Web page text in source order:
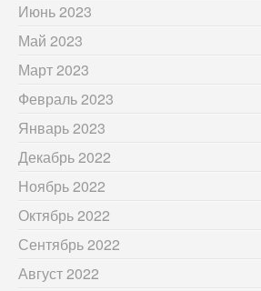
Июнь 2023
Май 2023
Март 2023
Февраль 2023
Январь 2023
Декабрь 2022
Ноябрь 2022
Октябрь 2022
Сентябрь 2022
Август 2022